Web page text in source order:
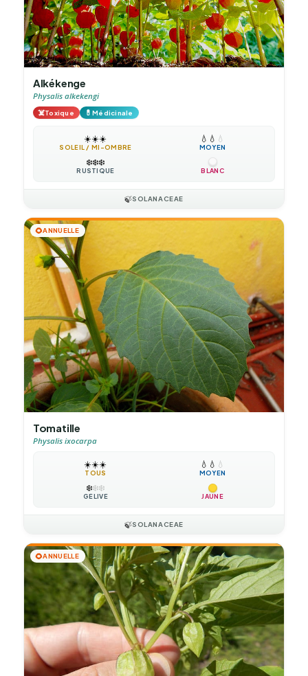
Alkékenge
Physalis alkekengi
☠️Toxique 💊Médicinale
☀️☀️☀️
SOLEIL / MI-OMBRE
💧 💧 💧
MOYEN
❄️❄️❄️
RUSTIQUE BLANC
🍃SOLANACEAE
🌻ANNUELLE
Tomatille
Physalis ixocarpa
☀️☀️☀️
TOUS
💧 💧 💧
MOYEN
❄️❄️❄️
GÉLIVE JAUNE
🍃SOLANACEAE
🌻ANNUELLE